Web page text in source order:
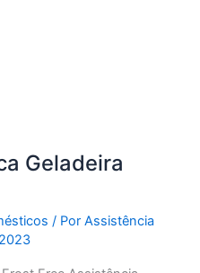
Geladeira
/ PorAssistência